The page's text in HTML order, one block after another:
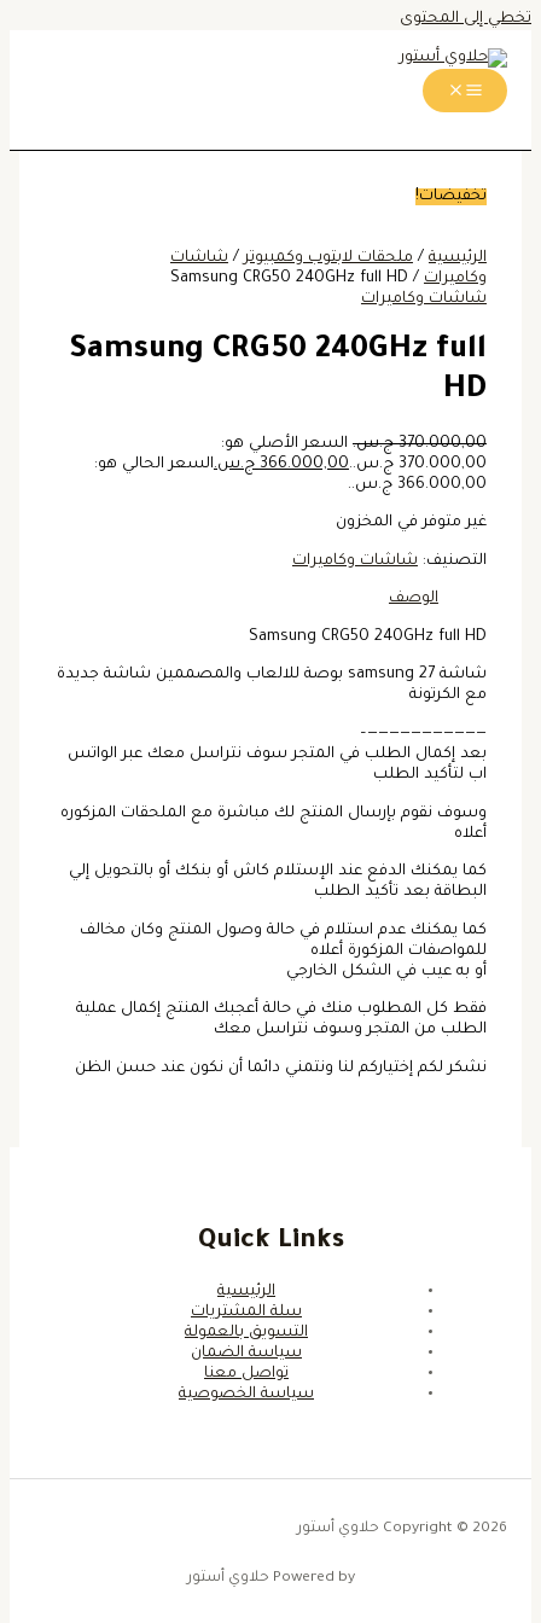
تخطي إلى المحتوى
تخفيضات!
الرئيسية /ملحقات لابتوب وكمبيوتر/شاشات
وكاميرات / Samsung CRG50 240GHz full HD
شاشات وكاميرات
Samsung CRG50 240GHz full
HD
370.000,00 ج.س. السعر الأصلي هو:
370.000,00 ج.س..
366.000,00 ج.س.السعر الحالي هو:
366.000,00 ج.س..
غير متوفر في المخزون
التصنيف: شاشات وكاميرات
الوصف
Samsung CRG50 240GHz full HD
شاشة samsung 27 بوصة للالعاب والمصممين شاشة جديدة
مع الكرتونة
———————————–
بعد إكمال الطلب في المتجر سوف نتراسل معك عبر الواتس
اب لتأكيد الطلب
وسوف نقوم بإرسال المنتج لك مباشرة مع الملحقات المزكوره
أعلاه
كما يمكنك الدفع عند الإستلام كاش أو بنكك أو بالتحويل إلي
البطاقة بعد تأكيد الطلب
كما يمكنك عدم استلام في حالة وصول المنتج وكان مخالف
للمواصفات المزكورة أعلاه
أو به عيب في الشكل الخارجي
فقط كل المطلوب منك في حالة أعجبك المنتج إكمال عملية
الطلب من المتجر وسوف نتراسل معك
نشكر لكم إختياركم لنا ونتمني دائما أن نكون عند حسن الظن
Quick Links
الرئيسية
سلة المشتريات
التسويق بالعمولة
سياسة الضمان
تواصل معنا
سياسة الخصوصية
Copyright © 2026 حلاوي أستور
Powered by حلاوي أستور